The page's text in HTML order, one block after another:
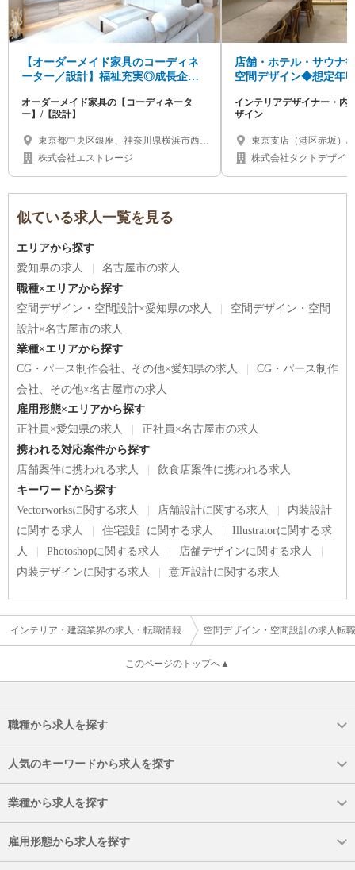
【オーダーメイド家具のコーディネ
ーター／設計】福祉充実◎成長企業
オーダーメイド家具の【コーディネータ
ー】/【設計】
東京都中央区銀座、神奈川県横浜市西
区、愛知県名古屋市千種区
株式会社エストレージ
店舗・ホテル・サウナ
空間デザイン◆想定年
インテリアデザイナー・内
ザイン
東京支店（港区赤坂）/
古屋市千種区）/ 大阪支
株式会社タクトデザイ
似ている求人一覧を見る
エリアから探す
愛知県の求人
名古屋市の求人
職種×エリアから探す
空間デザイン・空間設計×愛知県の求人
空間デザイン・空間
設計×名古屋市の求人
業種×エリアから探す
CG・パース制作会社、その他×愛知県の求人
CG・パース制作
会社、その他×名古屋市の求人
雇用形態×エリアから探す
正社員×愛知県の求人
正社員×名古屋市の求人
携われる対応案件から探す
店舗案件に携われる求人
飲食店案件に携われる求人
キーワードから探す
Vectorworksに関する求人
店舗設計に関する求人
内装設計
に関する求人
住宅設計に関する求人
Illustratorに関する求
人
Photoshopに関する求人
店舗デザインに関する求人
内装デザインに関する求人
意匠設計に関する求人
インテリア・建築業界の求人・転職情報 空間デザイン・空間設計の求人転
このページのトップへ▲
職種から求人を探す
人気のキーワードから求人を探す
業種から求人を探す
雇用形態から求人を探す